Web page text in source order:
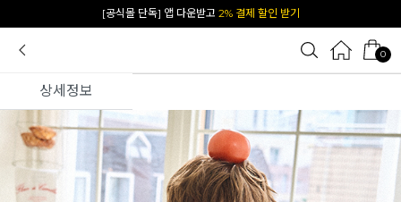
카카오 플친 추가하면1천원 즉시 할인 쿠폰
0
상세정보